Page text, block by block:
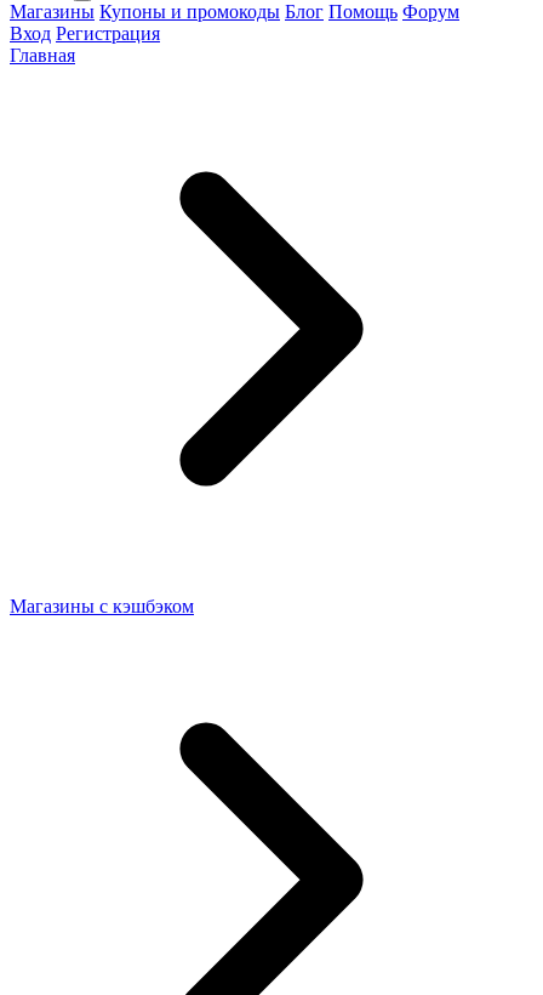
Магазины Купоны и промокоды Блог Помощь Форум
Вход Регистрация
Главная
Магазины с кэшбэком